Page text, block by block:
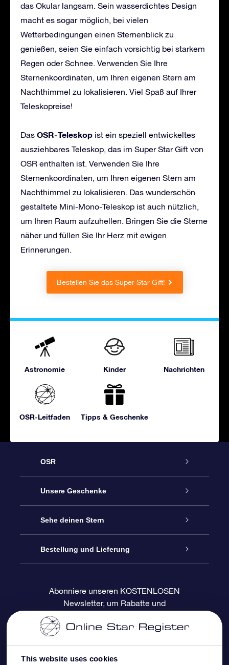
This website uses cookies
das Okular langsam. Sein wasserdichtes Design
macht es sogar möglich, bei vielen
Wetterbedingungen einen Sternenblick zu
genießen, seien Sie einfach vorsichtig bei starkem
Regen oder Schnee. Verwenden Sie Ihre
Sternenkoordinaten, um Ihren eigenen Stern am
Nachthimmel zu lokalisieren. Viel Spaß auf Ihrer
Teleskopreise!
Das OSR-Teleskop ist ein speziell entwickeltes
ausziehbares Teleskop, das im Super Star Gift von
OSR enthalten ist. Verwenden Sie Ihre
Sternenkoordinaten, um Ihren eigenen Stern am
Nachthimmel zu lokalisieren. Das wunderschön
gestaltete Mini-Mono-Teleskop ist auch nützlich,
um Ihren Raum aufzuhellen. Bringen Sie die Sterne
näher und füllen Sie Ihr Herz mit ewigen
Erinnerungen.
Bestellen Sie das Super Star Gift!
Astronomie Kinder Nachrichten
OSR-Leitfaden Tipps & Geschenke
OSR
Service
Kontakt
Blog
Bewertungen
Unsere Geschenke
Sterne schenken
OSR-Geschenkpaket
OSR-Geschenkgutschein
Firmengeschenke
Sehe deinen Stern
Sternregister
Personalisierte Sternseite
One Million Stars
OSR-Starsaver
Bestellung und Lieferung
Zahlungsinformationen
Versandinformationen
Abonniere unseren KOSTENLOSEN
Newsletter, um Rabatte und